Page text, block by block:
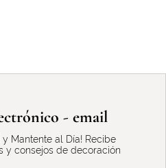
- email
Mantente al Día! Recibe
y consejos de decoración